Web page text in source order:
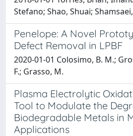
Stefano; Shao, Shuai;
Penelope: A Novel
Defect Removal in LPBF
2020-01-01 Colosimo, B. M.;
F.; Grasso, M.
Plasma Electrolytic
Tool to Modulate the
Biodegradable Metals in
Applications